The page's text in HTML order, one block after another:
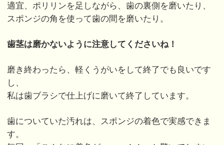
適宜、ポリリンを足しながら、歯の裏側を磨いたり、
スポンジの角を使って歯の間を磨いたり。
歯茎は磨かないように注意してくださいね！
磨き終わったら、軽くうがいをして終了でも良いです
し、
私は歯ブラシで仕上げに磨いて終了しています。
歯についていた汚れは、スポンジの着色で実感できま
す。